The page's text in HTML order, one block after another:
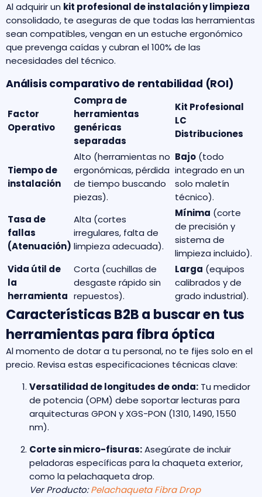
Al adquirir un kit profesional de instalación y limpieza
consolidado, te aseguras de que todas las herramientas
sean compatibles, vengan en un estuche ergonómico
que prevenga caídas y cubran el 100% de las
necesidades del técnico.
Análisis comparativo de rentabilidad (ROI)
Factor
Operativo
Compra de
herramientas
genéricas
separadas
Kit Profesional
LC
Distribuciones
Tiempo de
instalación
Alto (herramientas no
ergonómicas, pérdida
de tiempo buscando
piezas).
Bajo (todo
integrado en un
solo maletín
técnico).
Tasa de
fallas
(Atenuación)
Alta (cortes
irregulares, falta de
limpieza adecuada).
Mínima (corte
de precisión y
sistema de
limpieza incluido).
Vida útil de
la
herramienta
Corta (cuchillas de
desgaste rápido sin
repuestos).
Larga (equipos
calibrados y de
grado industrial).
Características B2B a buscar en tus
herramientas para fibra óptica
Al momento de dotar a tu personal, no te fijes solo en el
precio. Revisa estas especificaciones técnicas clave:
Versatilidad de longitudes de onda: Tu medidor
de potencia (OPM) debe soportar lecturas para
arquitecturas GPON y XGS-PON (1310, 1490, 1550
nm).
Corte sin micro-fisuras:Asegúrate de incluir
peladoras específicas para la chaqueta exterior,
como la pelachaqueta drop.
Ver Producto:Pelachaqueta Fibra Drop